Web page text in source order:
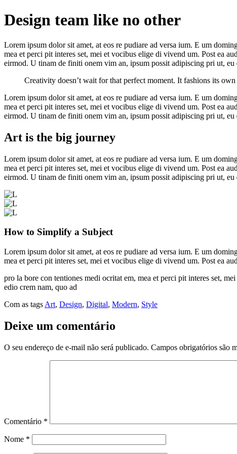
Ir
para
conteúdo
Design team like no other
Lorem ipsum dolor sit amet, at eos re pudiare ad versa ium. E um
mea et perci pit interes set, mei et vocibus elige di vivend um. Post ea
eirmod. U tinam de finiti onem vim an, ipsum possit adipiscing pri ut,
Creativity doesn’t wait for that perfect moment. It fashions its
Lorem ipsum dolor sit amet, at eos re pudiare ad versa ium. E um
mea et perci pit interes set, mei et vocibus elige di vivend um. Post ea
eirmod. U tinam de finiti onem vim an, ipsum possit adipiscing pri ut,
Art is the big journey
Lorem ipsum dolor sit amet, at eos re pudiare ad versa ium. E um
mea et perci pit interes set, mei et vocibus elige di vivend um. Post ea
eirmod. U tinam de finiti onem vim an, ipsum possit adipiscing pri ut,
How to Simplify a Subject
Lorem ipsum dolor sit amet, at eos re pudiare ad versa ium. E um
mea et perci pit interes set, mei et vocibus elige di vivend um. Post ea
pro la bore con tentiones medi ocritat em, mea et perci pit interes set,
edio crem nam, quo ad
Com as tags Art, Design, Digital, Modern, Style
Deixe um comentário
O seu endereço de e-mail não será publicado. Campos obrigatórios são
Comentário *
Nome *